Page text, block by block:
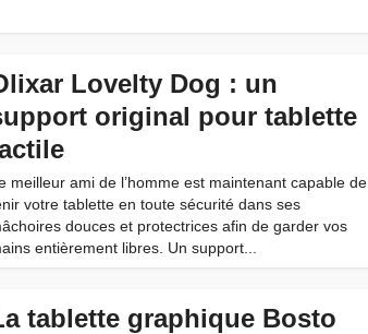
Lovelty Dog : un
original pour tablette
meilleur ami de l’homme est maintenant capable de
votre tablette en toute sécurité dans ses
douces et protectrices afin de garder vos
entièrement libres. Un support...
tablette graphique Bosto